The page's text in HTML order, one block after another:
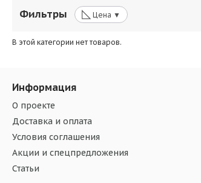
Фильтры ◺ Цена ▼
В этой категории нет товаров.
Информация
О проекте
Доставка и оплата
Условия соглашения
Акции и спецпредложения
Статьи